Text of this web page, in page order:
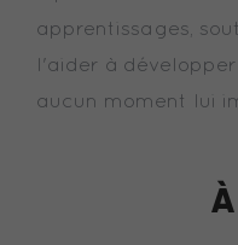
apprentissages,
l'aider à
aucun moment lui